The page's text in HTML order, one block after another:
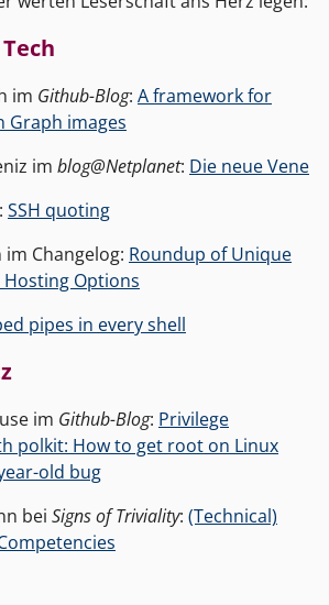
im Github-Blog: A framework for
Graph images
im blog@Netplanet: Die neue Vene
SSH quoting
im Changelog: Roundup of Unique
Options
pipes in every shell
im Github-Blog: Privilege
polkit: How to get root on Linux
old bug
bei Signs of Triviality: (Technical)